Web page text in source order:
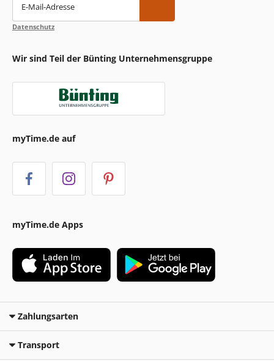
E-Mail-Adresse
Datenschutz
Wir sind Teil der Bünting Unternehmensgruppe
myTime.de auf
myTime.de Apps
Zahlungsarten
Transport